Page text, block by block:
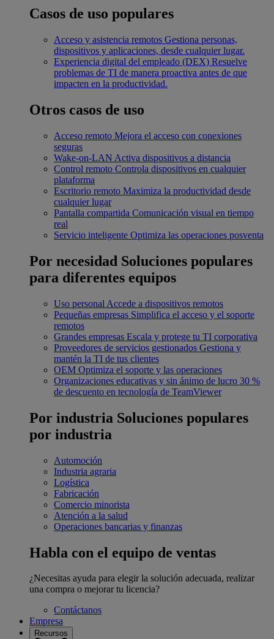
Casos de uso populares
Acceso y asistencia remotos Gestiona personas,
dispositivos y aplicaciones, desde cualquier lugar.
Experiencia digital del empleado (DEX) Resuelve
problemas de TI de manera proactiva antes de que
impacten en la productividad.
Otros casos de uso
Acceso remoto Mejora el acceso con conexiones
seguras
Wake-on-LAN Activa dispositivos a distancia
Control remoto Controla dispositivos en cualquier
plataforma
Escritorio remoto Maximiza la productividad desde
cualquier lugar
Pantalla compartida Comunicación visual en tiempo
real
Servicio inteligente Optimiza las operaciones posventa
Por necesidad Soluciones populares
para diferentes equipos
Uso personal Accede a dispositivos remotos
Pequeñas empresas Simplifica el acceso y el soporte
remotos
Grandes empresas Escala y protege tu TI corporativa
Proveedores de servicios gestionados Gestiona y
mantén la TI de tus clientes
OEM Optimiza el soporte y las operaciones
Organizaciones educativas y sin ánimo de lucro 30 %
de descuento en tecnología de TeamViewer
Por industria Soluciones populares
por industria
Automoción
Industria agraria
Logística
Fabricación
Comercio minorista
Atención a la salud
Operaciones bancarias y finanzas
Habla con el equipo de ventas
¿Necesitas ayuda para elegir la solución adecuada, realizar
una compra o mejorar tu licencia?
Contáctanos
Empresa
Recursos